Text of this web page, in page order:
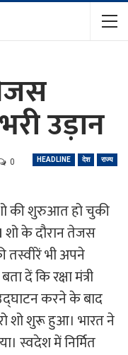
उड़ान
HEADLINE देश राज्य
0
की शुरुआत हो चुकी
शो के दौरान तेजस
तस्वीरें भी अपने
दें कि रक्षा मंत्री
उद्घाटन करने के बाद
शो शुरू हुआ। भारत ने
स्वदेश में निर्मित